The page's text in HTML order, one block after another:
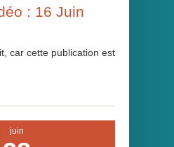
: 16 Juin
car cette publication est
juin